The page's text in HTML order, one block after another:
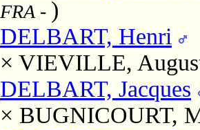
FRA - )
DELBART, Henri
× VIEVILLE,
DELBART, Jacques
× BUGNICOURT,